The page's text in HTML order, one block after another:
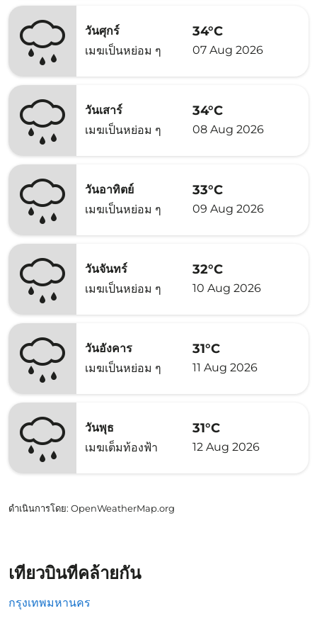
วันศุกร์
เมฆเป็นหย่อม ๆ
34°C
07 Aug 2026
วันเสาร์
เมฆเป็นหย่อม ๆ
34°C
08 Aug 2026
วันอาทิตย์
เมฆเป็นหย่อม ๆ
33°C
09 Aug 2026
วันจันทร์
เมฆเป็นหย่อม ๆ
32°C
10 Aug 2026
วันอังคาร
เมฆเป็นหย่อม ๆ
31°C
11 Aug 2026
วันพุธ
เมฆเต็มท้องฟ้า
31°C
12 Aug 2026
ดำเนินการโดย: OpenWeatherMap.org
เที่ยวบินที่คล้ายกัน
กรุงเทพมหานคร